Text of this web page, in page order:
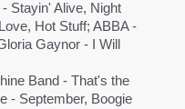
Stayin' Alive, Night
Hot Stuff; ABBA -
Gaynor - I Will
Band - That's the
- September, Boogie